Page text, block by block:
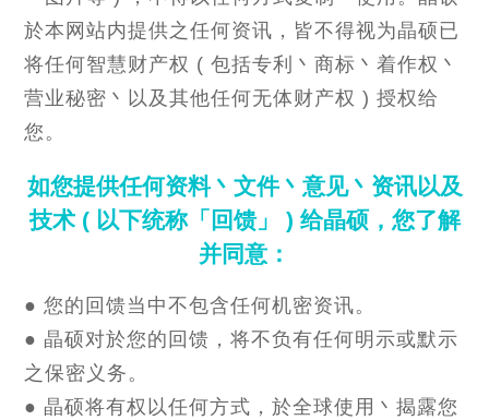
於本网站内提供之任何资讯，皆不得视为晶硕已
将任何智慧财产权 ( 包括专利丶商标丶着作权丶
营业秘密丶以及其他任何无体财产权 ) 授权给
您。
如您提供任何资料丶文件丶意见丶资讯以及
技术 ( 以下统称「回馈」 ) 给晶硕，您了解
并同意：
● 您的回馈当中不包含任何机密资讯。
● 晶硕对於您的回馈，将不负有任何明示或默示
之保密义务。
● 晶硕将有权以任何方式，於全球使用丶揭露您